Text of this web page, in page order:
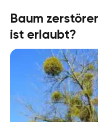
Baum
ist erlaubt?